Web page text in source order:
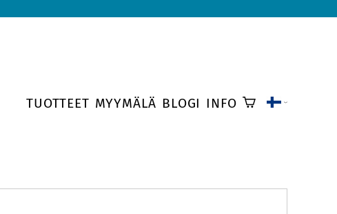
TUOTTEET MYYMÄLÄ BLOGI INFO